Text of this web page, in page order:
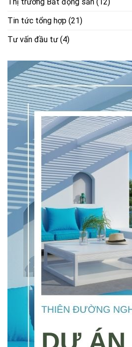
Tin tức tổng hợp (21)
Tư vấn đầu tư (4)